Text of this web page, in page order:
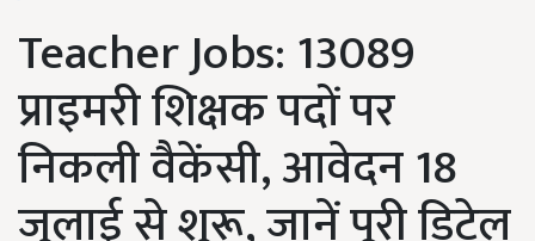
Teacher Jobs: 13089
प्राइमरी शिक्षक पदों पर
निकली वैकेंसी, आवेदन 18